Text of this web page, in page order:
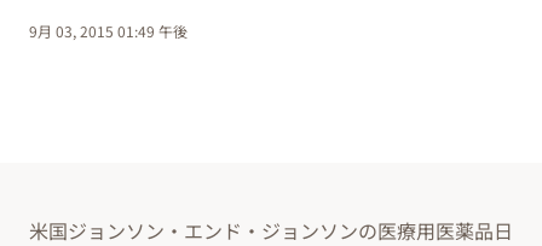
9月 03, 2015 01:49 午後
米国ジョンソン・エンド・ジョンソンの医療用医薬品日